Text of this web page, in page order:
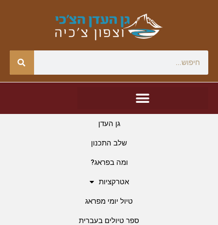
גן העדן
שלב התכנון
ומה בפראג?
אטרקציות
טיול יומי מפראג
ספר טיולים בעברית